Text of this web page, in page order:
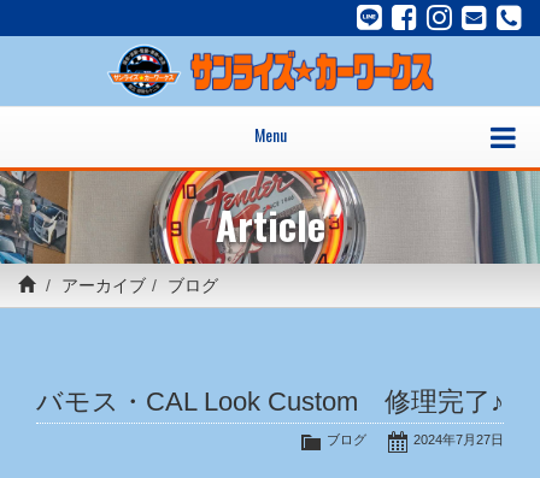
Menu
Article
アーカイブ ブログ
バモス・CAL Look Custom 修理完了♪
2024年7月27日
ブログ